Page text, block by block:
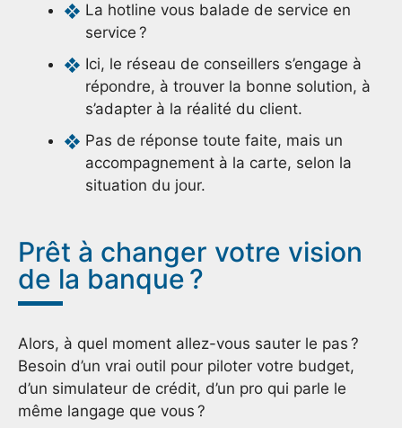
La hotline vous balade de service en
service ?
Ici, le réseau de conseillers s’engage à
répondre, à trouver la bonne solution, à
s’adapter à la réalité du client.
Pas de réponse toute faite, mais un
accompagnement à la carte, selon la
situation du jour.
Prêt à changer votre vision
de la banque ?
Alors, à quel moment allez-vous sauter le pas ?
Besoin d’un vrai outil pour piloter votre budget,
d’un simulateur de crédit, d’un pro qui parle le
même langage que vous ?